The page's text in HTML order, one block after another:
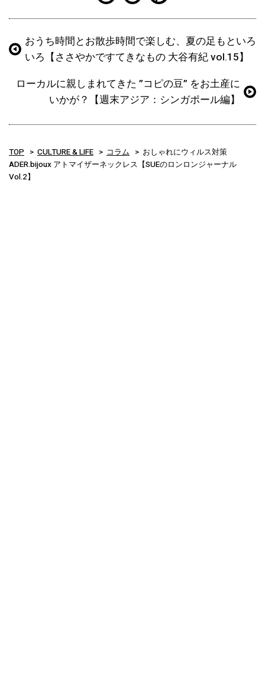
おうち時間とお散歩時間で楽しむ、夏の足もといろ
いろ【ささやかですてきなもの 大谷有紀 vol.15】
ローカルに親しまれてきた ”コピの豆” をお土産に
いかが？【週末アジア：シンガポール編】
TOP CULTURE & LIFE コラム
おしゃれにウィルス対策
ADER.bijoux アトマイザーネックレス【SUEのロンロンジャーナル
Vol.2】